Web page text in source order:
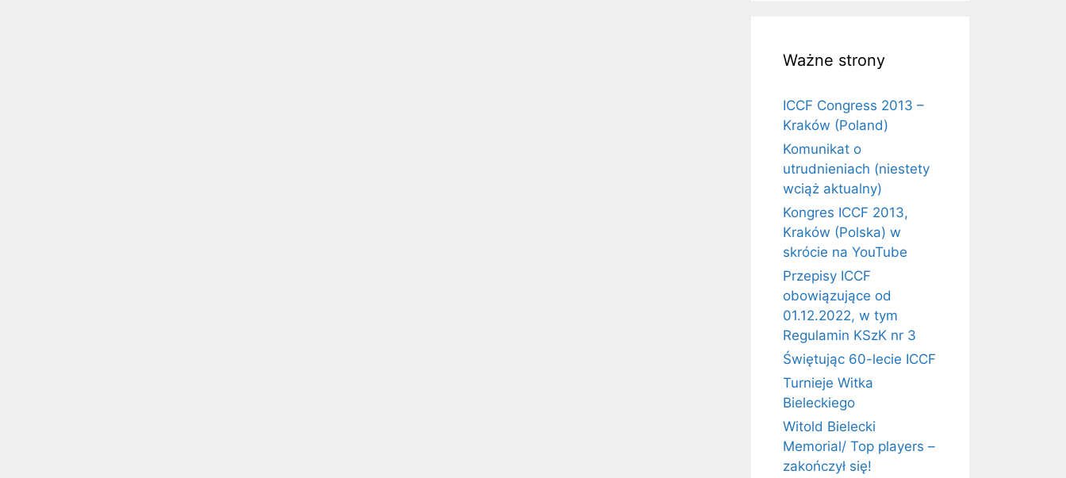
Ważne strony
ICCF Congress 2013 –
Kraków (Poland)
Komunikat o
utrudnieniach (niestety
wciąż aktualny)
Kongres ICCF 2013,
Kraków (Polska) w
skrócie na YouTube
Przepisy ICCF
obowiązujące od
01.12.2022, w tym
Regulamin KSzK nr 3
Świętując 60-lecie ICCF
Turnieje Witka
Bieleckiego
Witold Bielecki
Memorial/ Top players –
zakończył się!